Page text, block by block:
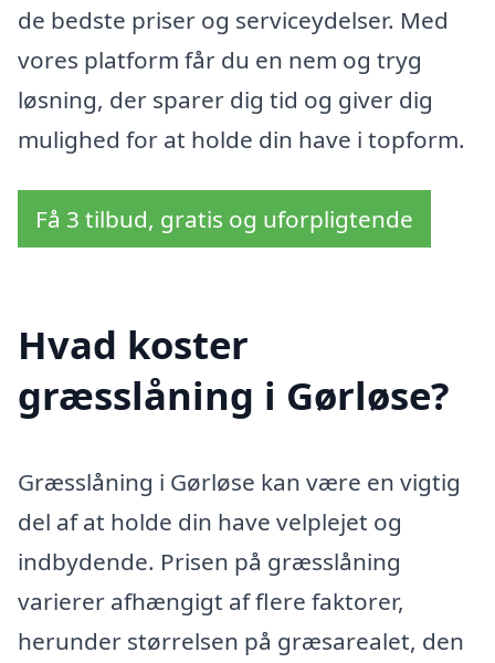
de bedste priser og serviceydelser. Med
vores platform får du en nem og tryg
løsning, der sparer dig tid og giver dig
mulighed for at holde din have i topform.
Få 3 tilbud, gratis og uforpligtende
Hvad koster
græsslåning i Gørløse?
Græsslåning i Gørløse kan være en vigtig
del af at holde din have velplejet og
indbydende. Prisen på græsslåning
varierer afhængigt af flere faktorer,
herunder størrelsen på græsarealet, den